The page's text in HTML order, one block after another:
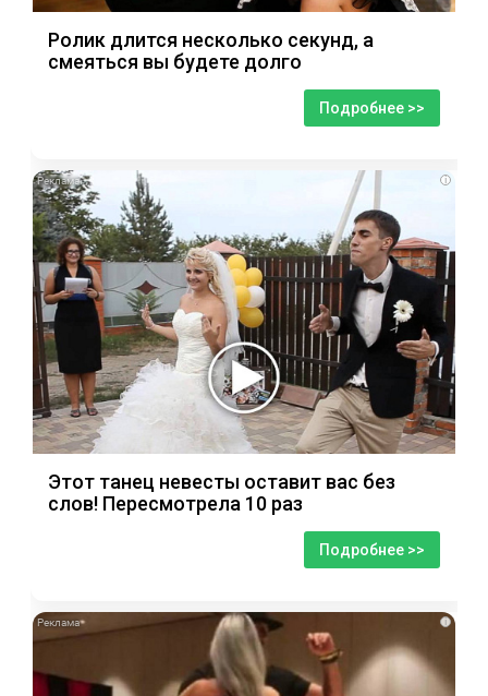
Ролик длится несколько секунд, а
смеяться вы будете долго
Подробнее >>
i
Этот танец невесты оставит вас без
слов! Пересмотрела 10 раз
Подробнее >>
i